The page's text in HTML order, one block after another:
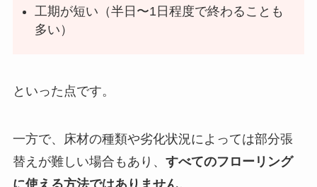
工期が短い（半日〜1日程度で終わることも
多い）
といった点です。
一方で、床材の種類や劣化状況によっては部分張
替えが難しい場合もあり、 すべてのフローリング
に使える方法ではありません。